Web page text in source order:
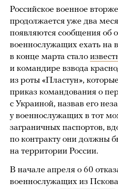
Российское военное
продолжается уже два
появляются сообщения об
военнослужащих ехать на
в конце марта стало
и командире взвода
из роты «Пластун»,
приказ командования о
с Украиной, назвав его
у военнослужащих в тот
заграничных паспортов,
по контракту они должны
на территории России.
В начале апреля о 60
военнослужащих из Пскова